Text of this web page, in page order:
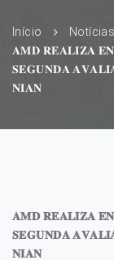
Início
Notícias
𝐀𝐌𝐃 𝐑𝐄𝐀𝐋𝐈𝐙𝐀
𝐒𝐄𝐆𝐔𝐍𝐃𝐀
𝐍𝐈𝐀𝐍
𝐀𝐌𝐃 𝐑𝐄𝐀𝐋𝐈𝐙𝐀
𝐒𝐄𝐆𝐔𝐍𝐃𝐀
𝐍𝐈𝐀𝐍